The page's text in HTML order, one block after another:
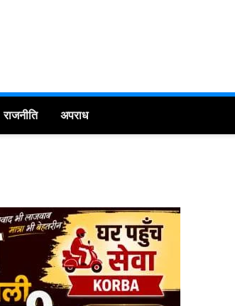
राजनीति अपराध